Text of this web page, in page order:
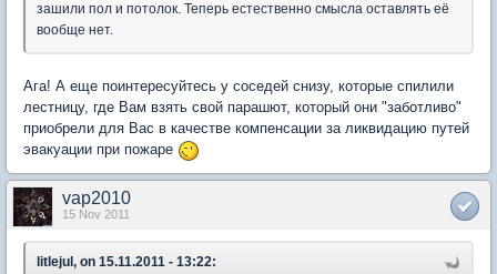
зашили пол и потолок. Теперь естественно смысла оставлять её
вообще нет.
Ага! А еще поинтересуйтесь у соседей снизу, которые спилили
лестницу, где Вам взять свой парашют, который они "заботливо"
приобрели для Вас в качестве компенсации за ликвидацию путей
эвакуации при пожаре
vap2010
15 Nov 2011
litlejul, on 15.11.2011 - 13:22: